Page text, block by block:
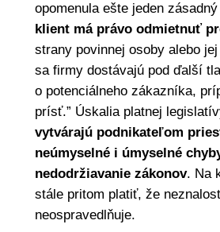
opomenula ešte jeden
klient má právo odmietnuť
strany povinnej osoby alebo
sa firmy dostávajú pod ďalší
o potenciálneho zákazníka,
prísť.” Úskalia platnej
vytvárajú podnikateľom
neúmyselné i úmyselné
nedodržiavanie zákonov. Na
stále pritom platiť, že
neospravedlňuje.